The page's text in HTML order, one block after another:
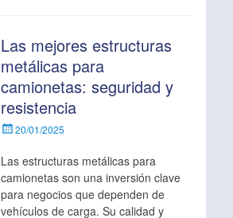
Las mejores estructuras
metálicas para
camionetas: seguridad y
resistencia
Escrito20/01/2025
Las estructuras metálicas para
camionetas son una inversión clave
para negocios que dependen de
vehículos de carga. Su calidad y